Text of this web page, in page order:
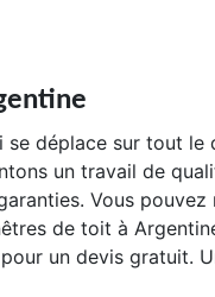
déplace sur tout
un travail de
Vous
de toit à
un devis gratuit.